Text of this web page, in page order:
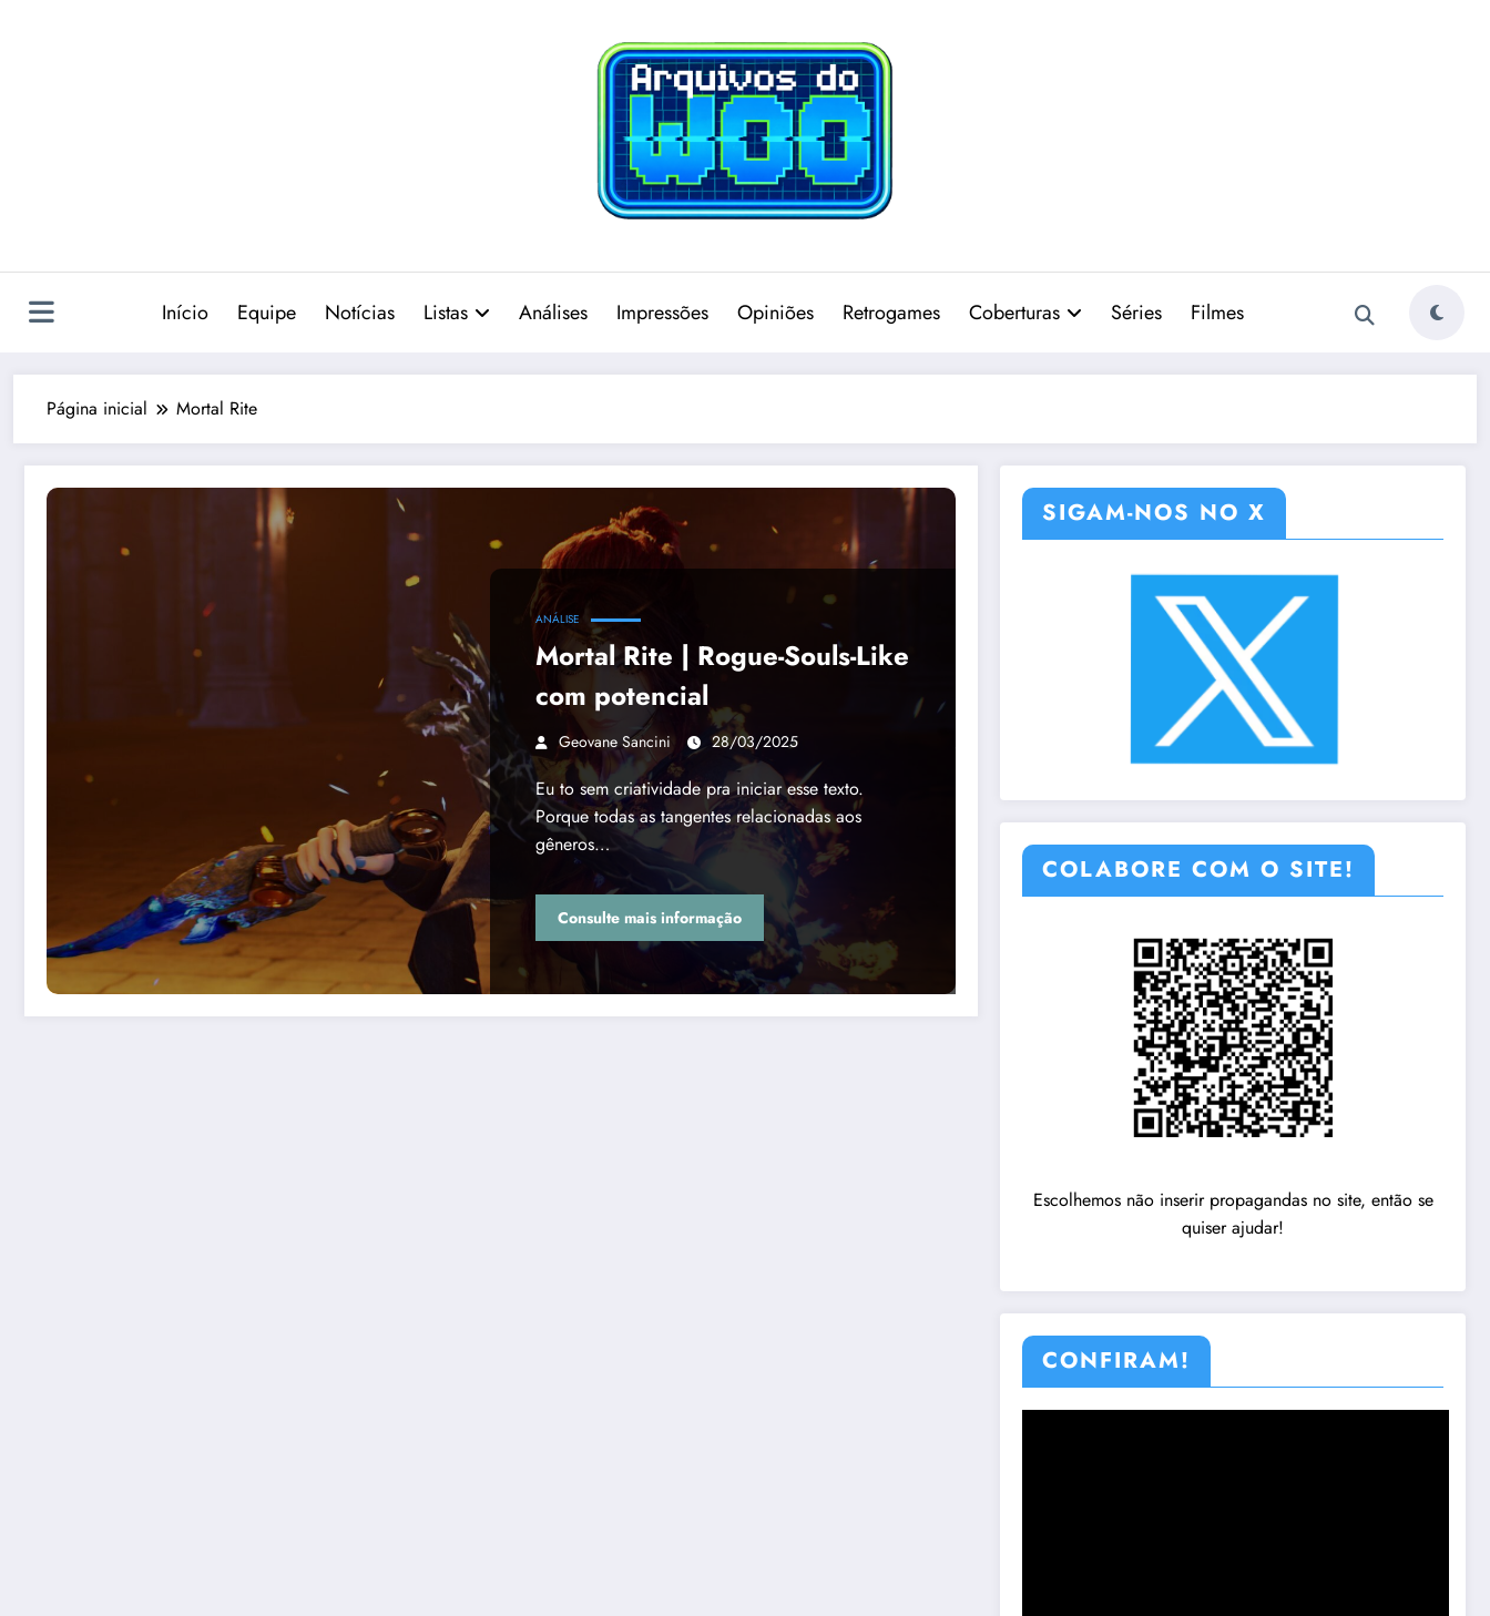
Início Equipe Notícias Listas Análises Impressões Opiniões Retrogames Coberturas Séries Filmes
Página inicial Mortal Rite
ANÁLISE
Mortal Rite | Rogue-Souls-Like
com potencial
Geovane Sancini 28/03/2025
Eu to sem criatividade pra iniciar esse texto.
Porque todas as tangentes relacionadas aos
gêneros…
Consulte mais informação
SIGAM-NOS NO X
COLABORE COM O SITE!
Escolhemos não inserir propagandas no site, então se
quiser ajudar!
CONFIRAM!